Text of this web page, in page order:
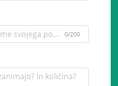
0/200